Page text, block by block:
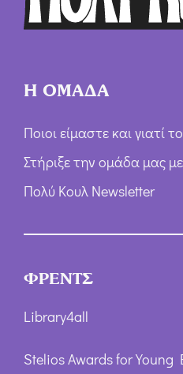
Η ΟΜΑΔΑ
Ποιοι είμαστε και γιατί
Στήριξε την ομάδα μας
Πολύ Κουλ Newsletter
ΦΡΕΝΤΣ
Library4all
Stelios Awards for Young